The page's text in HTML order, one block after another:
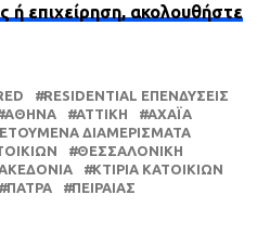
ή επιχείρηση, ακολουθήστε
RESIDENTIAL ΕΠΕΝΔΎΣΕΙΣ
ΑΘΉΝΑ ΑΤΤΙΚΗ
ΑΧΑΪ́Α
ΔΙΑΜΕΡΊΣΜΑΤΑ
ΘΕΣΣΑΛΟΝΊΚΗ
ΚΤΊΡΙΑ ΚΑΤΟΙΚΙΏΝ
ΠΆΤΡΑ ΠΕΙΡΑΙΆΣ